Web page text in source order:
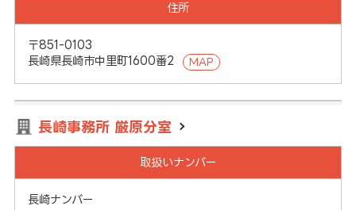
住所
〒851-0103
長崎県長崎市中里町1600番2
MAP
長崎事務所 厳原分室
取扱いナンバー
長崎ナンバー